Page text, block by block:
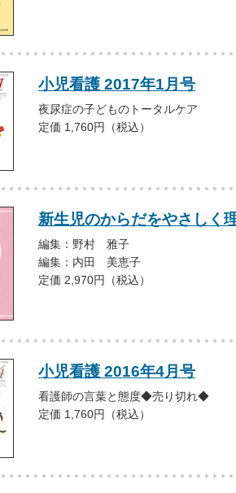
小児看護 2017年1月号
夜尿症の子どものトータルケア
定価 1,760円（税込）
新生児のからだをやさし
編集：野村 雅子
編集：内田 美恵子
定価 2,970円（税込）
小児看護 2016年4月号
看護師の言葉と態度◆売り切れ◆
定価 1,760円（税込）